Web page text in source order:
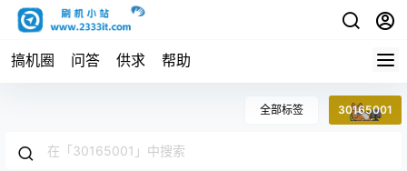
搞机圈 问答 供求 帮助
全部标签 30165001